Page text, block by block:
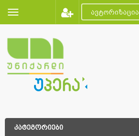
ავტორიზაცია
კატეგორიები